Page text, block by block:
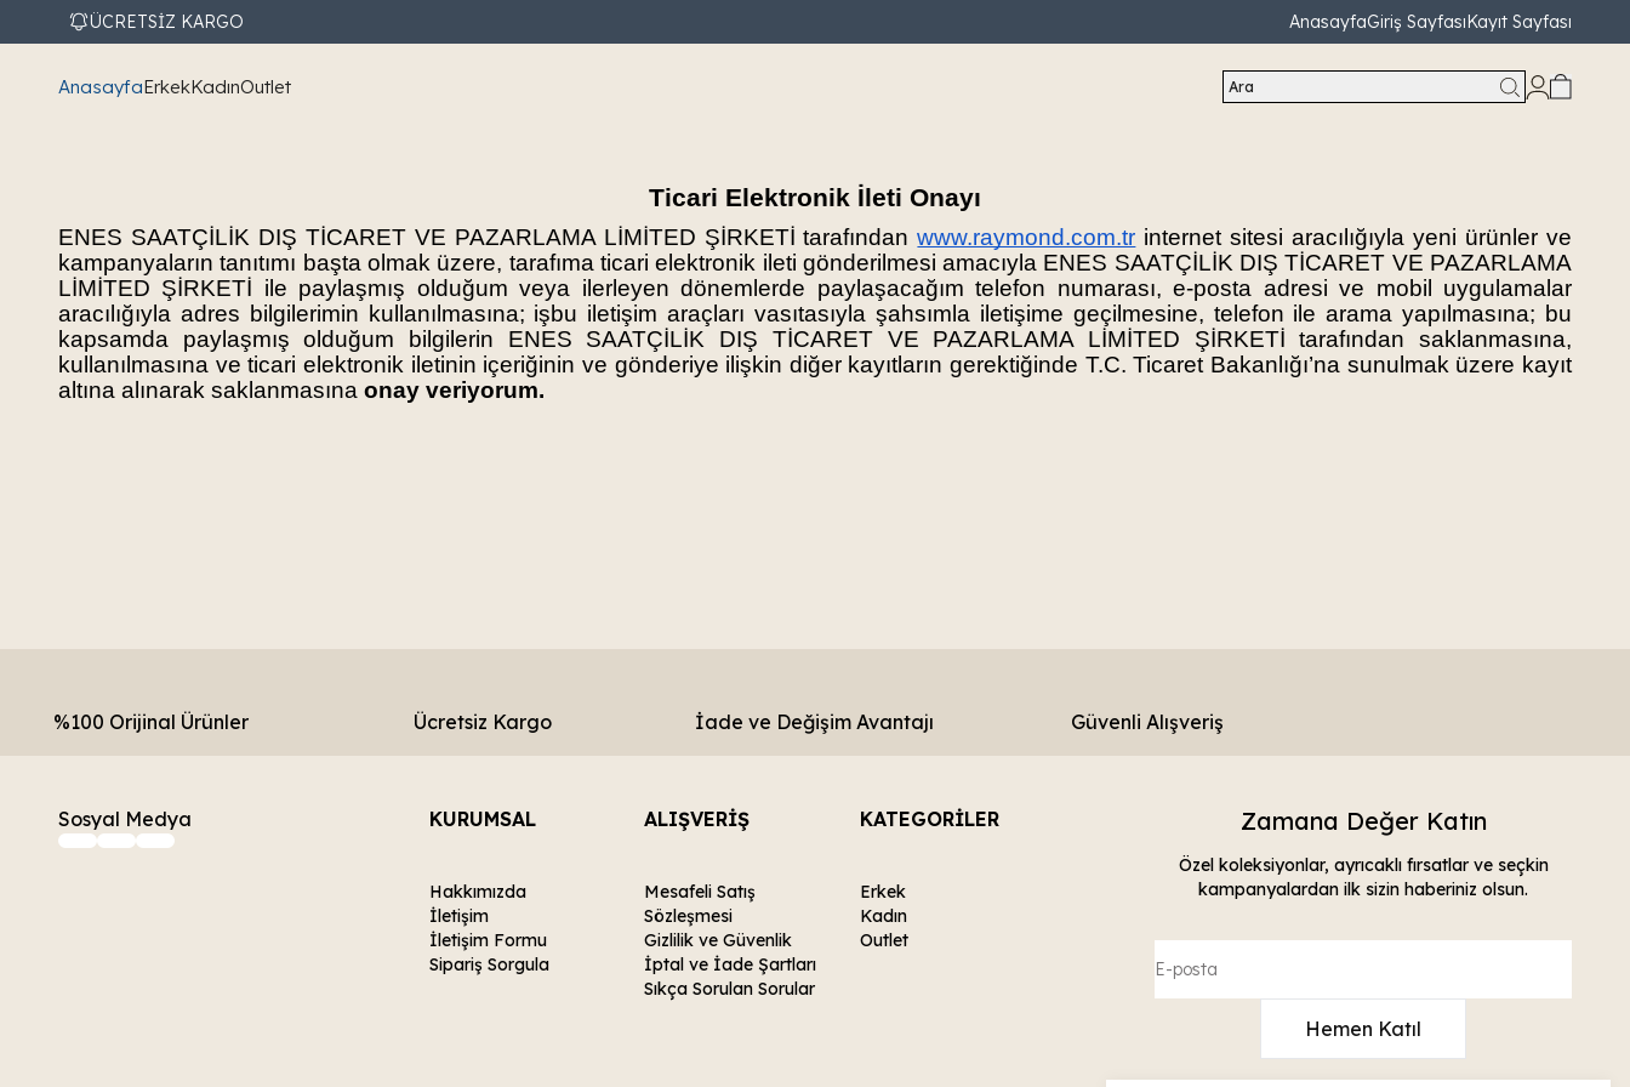
ÜCRETSİZ KARGO AnasayfaGiriş SayfasıKayıt Sayfası
AnasayfaErkekKadınOutlet Ara
Ticari Elektronik İleti Onayı
ENES SAATÇİLİK DIŞ TİCARET VE PAZARLAMA LİMİTED ŞİRKETİ tarafından www.raymond.com.tr internet sitesi aracılığıyla yeni ürünler ve
kampanyaların tanıtımı başta olmak üzere, tarafıma ticari elektronik ileti gönderilmesi amacıyla ENES SAATÇİLİK DIŞ TİCARET VE PAZARLAMA
LİMİTED ŞİRKETİ ile paylaşmış olduğum veya ilerleyen dönemlerde paylaşacağım telefon numarası, e-posta adresi ve mobil uygulamalar
aracılığıyla adres bilgilerimin kullanılmasına; işbu iletişim araçları vasıtasıyla şahsımla iletişime geçilmesine, telefon ile arama yapılmasına; bu
kapsamda paylaşmış olduğum bilgilerin ENES SAATÇİLİK DIŞ TİCARET VE PAZARLAMA LİMİTED ŞİRKETİ tarafından saklanmasına,
kullanılmasına ve ticari elektronik iletinin içeriğinin ve gönderiye ilişkin diğer kayıtların gerektiğinde T.C. Ticaret Bakanlığı’na sunulmak üzere kayıt
altına alınarak saklanmasına onay veriyorum.
%100 Orijinal Ürünler Ücretsiz Kargo İade ve Değişim Avantajı Güvenli Alışveriş
Sosyal Medya KURUMSAL
Hakkımızda
İletişim
İletişim Formu
Sipariş Sorgula
ALIŞVERİŞ
Mesafeli Satış
Sözleşmesi
Gizlilik ve Güvenlik
İptal ve İade Şartları
Sıkça Sorulan Sorular
KATEGORİLER
Erkek
Kadın
Outlet
Zamana Değer Katın
Özel koleksiyonlar, ayrıcaklı fırsatlar ve seçkin
kampanyalardan ilk sizin haberiniz olsun.
Hemen Katıl